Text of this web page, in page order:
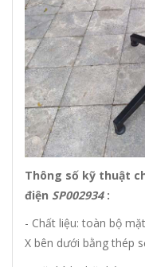
Thông số kỹ thuật
điện SP002934:
- Chất liệu: toàn bộ
X bên dưới bằng thép